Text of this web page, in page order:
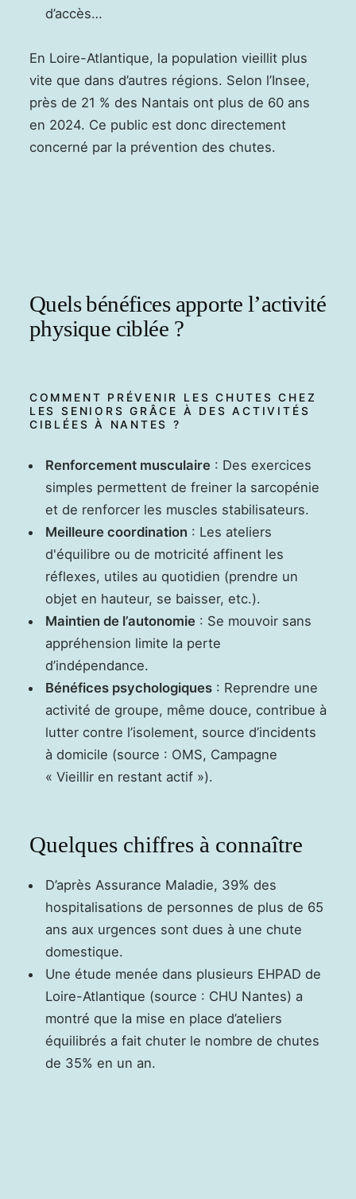
d’accès…
En Loire-Atlantique, la population vieillit plus
vite que dans d’autres régions. Selon l’Insee,
près de 21 % des Nantais ont plus de 60 ans
en 2024. Ce public est donc directement
concerné par la prévention des chutes.
Quels bénéfices apporte l’activité
physique ciblée ?
COMMENT PRÉVENIR LES CHUTES CHEZ
LES SENIORS GRÂCE À DES ACTIVITÉS
CIBLÉES À NANTES ?
Renforcement musculaire: Des exercices
simples permettent de freiner la sarcopénie
et de renforcer les muscles stabilisateurs.
Meilleure coordination : Les ateliers
d'équilibre ou de motricité affinent les
réflexes, utiles au quotidien (prendre un
objet en hauteur, se baisser, etc.).
Maintien de l’autonomie: Se mouvoir sans
appréhension limite la perte
d’indépendance.
Bénéfices psychologiques: Reprendre une
activité de groupe, même douce, contribue à
lutter contre l’isolement, source d’incidents
à domicile (source : OMS, Campagne
« Vieillir en restant actif »).
Quelques chiffres à connaître
D’après Assurance Maladie, 39% des
hospitalisations de personnes de plus de 65
ans aux urgences sont dues à une chute
domestique.
Une étude menée dans plusieurs EHPAD de
Loire-Atlantique (source : CHU Nantes) a
montré que la mise en place d’ateliers
équilibrés a fait chuter le nombre de chutes
de 35% en un an.